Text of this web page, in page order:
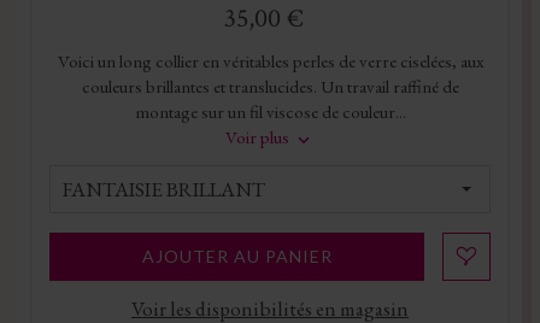
35,00 €
Voici un long collier en véritables perles de verre ciselées, aux
couleurs brillantes et translucides. Un travail raffiné de
montage sur un fil viscose de couleur...
Voir plus
FANTAISIE BRILLANT
AJOUTER AU PANIER
Voir les disponibilités en magasin